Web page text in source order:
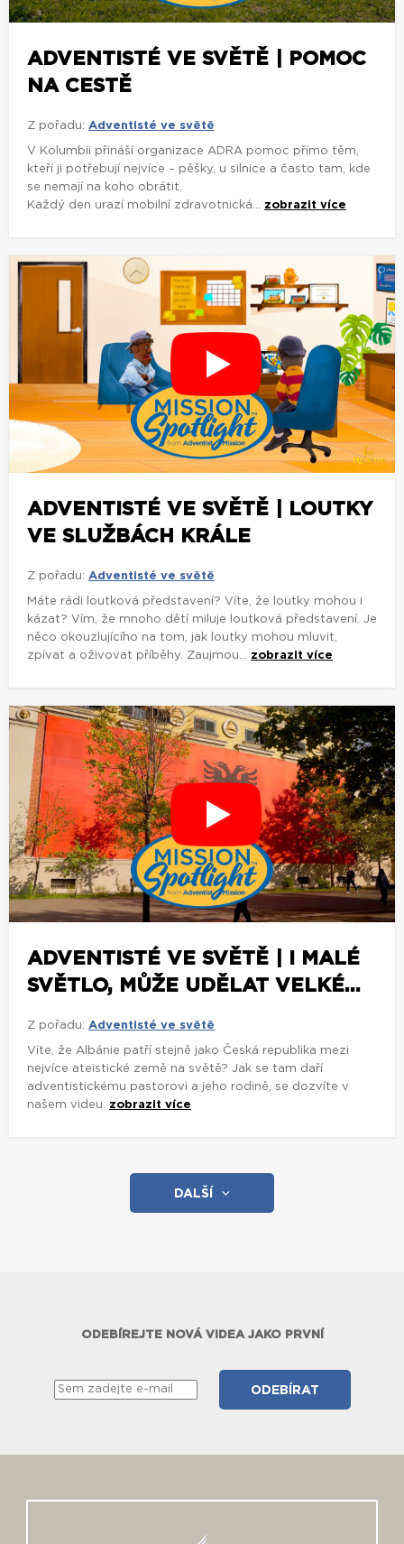
ADVENTISTÉ VE SVĚTĚ | POMOC
NA CESTĚ
Z pořadu: Adventisté ve světě
V Kolumbii přináší organizace ADRA pomoc přímo těm,
kteří ji potřebují nejvíce – pěšky, u silnice a často tam, kde
se nemají na koho obrátit.
Každý den urazí mobilní zdravotnická... zobrazit více
ADVENTISTÉ VE SVĚTĚ | LOUTKY
VE SLUŽBÁCH KRÁLE
Z pořadu: Adventisté ve světě
Máte rádi loutková představení? Víte, že loutky mohou i
kázat? Vím, že mnoho dětí miluje loutková představení. Je
něco okouzlujícího na tom, jak loutky mohou mluvit,
zpívat a oživovat příběhy. Zaujmou... zobrazit více
ADVENTISTÉ VE SVĚTĚ | I MALÉ
SVĚTLO, MŮŽE UDĚLAT VELKÉ...
Z pořadu: Adventisté ve světě
Víte, že Albánie patří stejně jako Česká republika mezi
nejvíce ateistické země na světě? Jak se tam daří
adventistickému pastorovi a jeho rodině, se dozvíte v
našem videu. zobrazit více
DALŠÍ
ODEBÍREJTE NOVÁ VIDEA JAKO PRVNÍ